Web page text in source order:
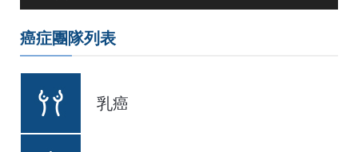
癌症團隊列表
乳癌